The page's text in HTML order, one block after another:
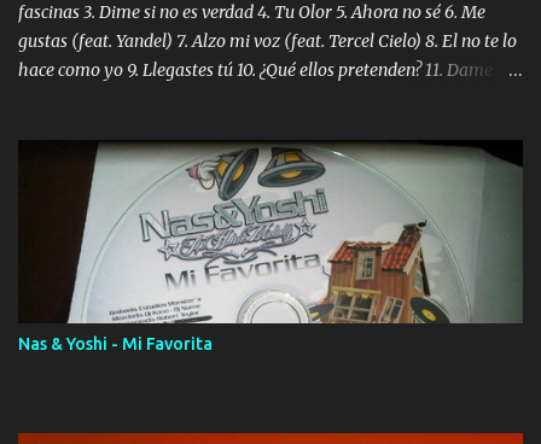
fascinas 3. Dime si no es verdad 4. Tu Olor 5. Ahora no sé 6. Me
gustas (feat. Yandel) 7. Alzo mi voz (feat. Tercel Cielo) 8. El no te lo
hace como yo 9. Llegastes tú 10. ¿Qué ellos pretenden? 11. Dame la
Digital Booklet – Invicto ----------------------------- Nota:
Album proposto al massimo della qualità in formato iTunes Plus
AAC M4A; comprato su iTunes e a disposizione vostra per il
download. REGGAETON ITALIA Nosotros Somos Los Del
Momento!
Nas & Yoshi - Mi Favorita